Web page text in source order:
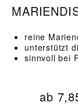
reine
unterstützt
sinnvoll bei
ab